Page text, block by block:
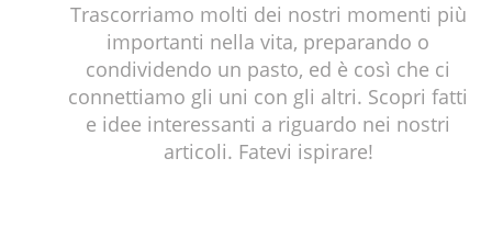
Trascorriamo molti dei nostri momenti più
importanti nella vita, preparando o
condividendo un pasto, ed è così che ci
connettiamo gli uni con gli altri. Scopri fatti
e idee interessanti a riguardo nei nostri
articoli. Fatevi ispirare!